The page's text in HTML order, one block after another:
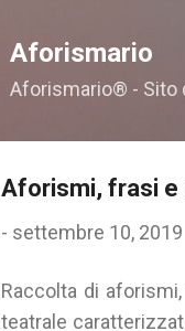
Aforismario
Aforismario® - Sito
Aforismi, frasi e
- settembre 10, 2019
Raccolta di
teatrale